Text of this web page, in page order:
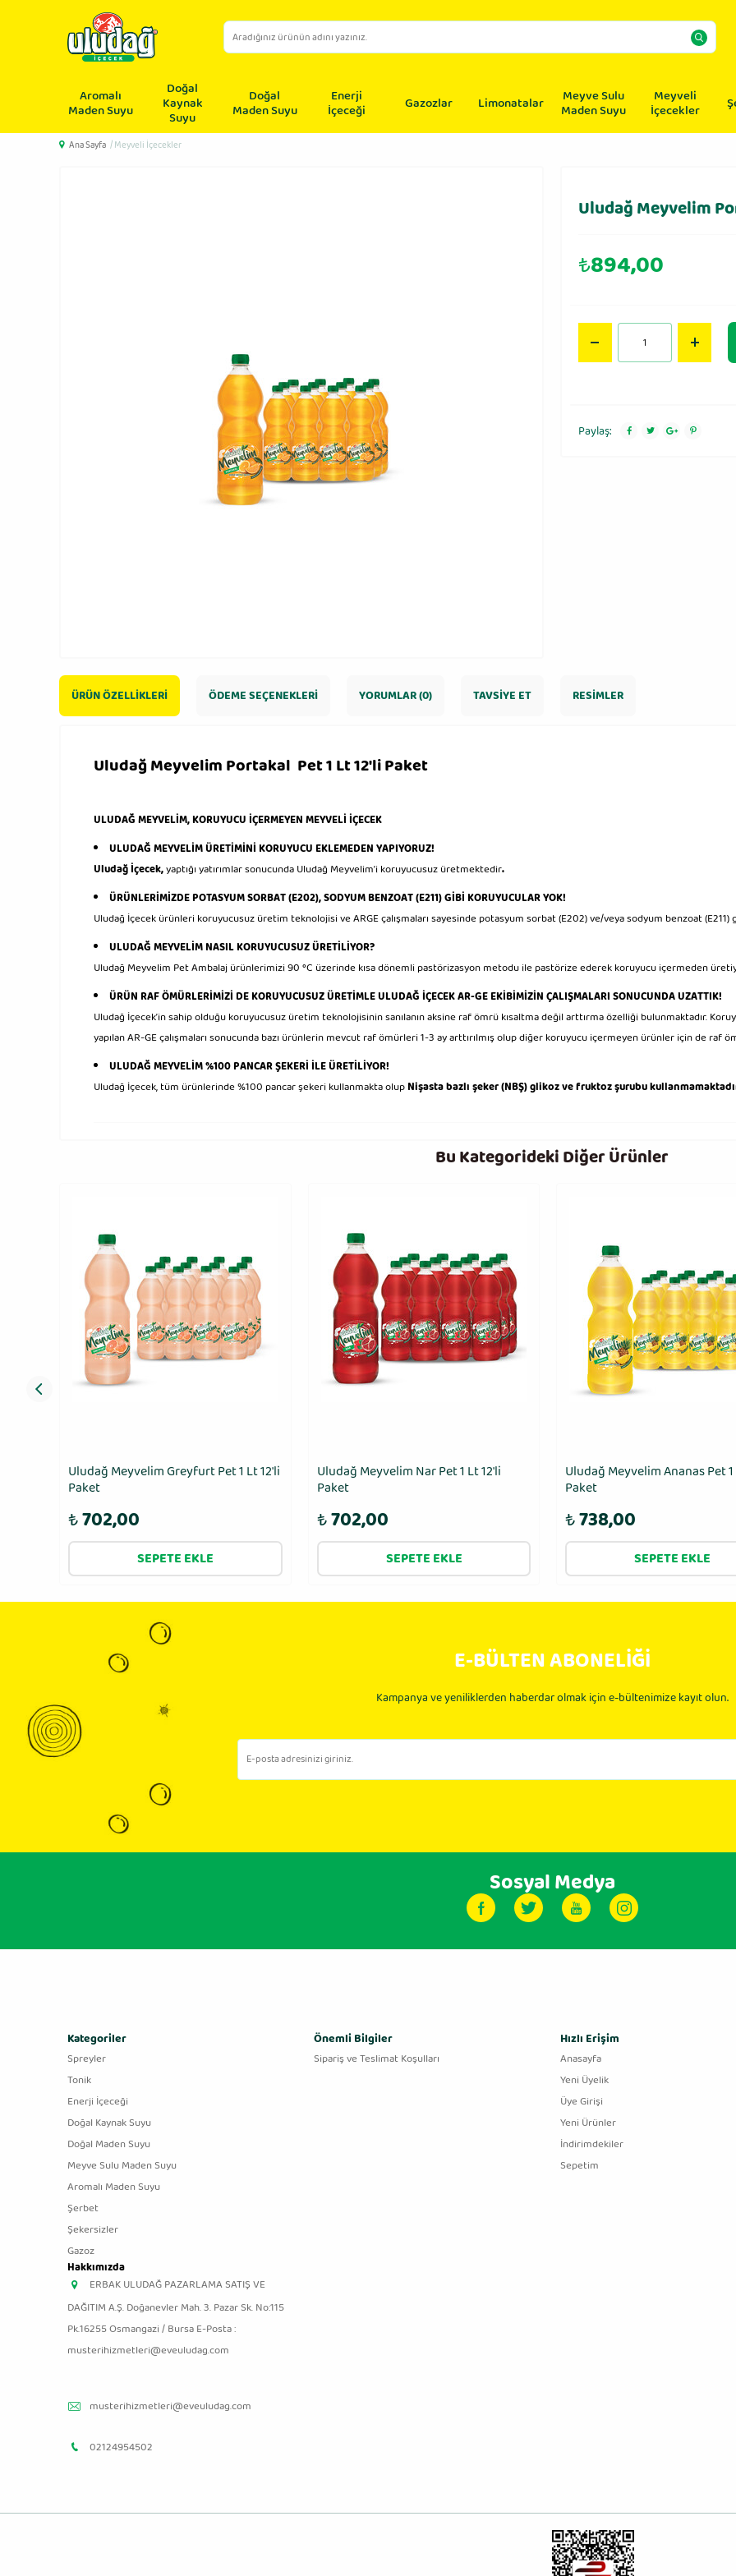
Aromalı
Maden Suyu
Doğal
Kaynak
Suyu
Doğal
Maden Suyu
Enerji
İçeceği Gazozlar Limonatalar Meyve Sulu
Maden Suyu
Meyveli
İçecekler
Ana Sayfa / Meyveli İçecekler
Uludağ Meyvelim
₺894,00
Paylaş:
ÜRÜN ÖZELLIKLERI ÖDEME SEÇENEKLERI YORUMLAR (0) TAVSIYE ET RESIMLER
Uludağ Meyvelim Portakal Pet 1 Lt 12'li Paket
ULUDAĞ MEYVELİM, KORUYUCU İÇERMEYEN MEYVELİ İÇECEK
ULUDAĞ MEYVELİM ÜRETİMİNİ KORUYUCU EKLEMEDEN YAPIYORUZ!
Uludağ İçecek,yaptığı yatırımlar sonucunda Uludağ Meyvelim’i koruyucusuz üretmektedir.
ÜRÜNLERİMİZDE POTASYUM SORBAT (E202), SODYUM BENZOAT (E211) GİBİ KORUYUCULAR YOK!
Uludağ İçecek ürünleri koruyucusuz üretim teknolojisi ve ARGE çalışmaları sayesinde potasyum sorbat (E202) ve/veya sodyum benzoat
ULUDAĞ MEYVELİM NASIL KORUYUCUSUZ ÜRETİLİYOR?
Uludağ Meyvelim Pet Ambalaj ürünlerimizi 90 °C üzerinde kısa dönemli pastörizasyon metodu ile pastörize ederek koruyucu içermeden
ÜRÜN RAF ÖMÜRLERİMİZİ DE KORUYUCUSUZ ÜRETİMLE ULUDAĞ İÇECEK AR-GE EKİBİMİZİN ÇALIŞMALARI SONUCUNDA UZATTIK!
Uludağ İçecek’in sahip olduğu koruyucusuz üretim teknolojisinin sanılanın aksine raf ömrü kısaltma değil arttırma özelliği bulunmaktadır.
yapılan AR-GE çalışmaları sonucunda bazı ürünlerin mevcut raf ömürleri 1-3 ay arttırılmış olup diğer koruyucu içermeyen ürünler için de raf
ULUDAĞ MEYVELİM %100 PANCAR ŞEKERİ İLE ÜRETİLİYOR!
Uludağ İçecek, tüm ürünlerinde %100 pancar şekeri kullanmakta olupNişasta bazlı şeker (NBŞ) glikoz ve fruktoz şurubu
Bu Kategorideki Diğer Ürünler
Uludağ Meyvelim Greyfurt Pet 1 Lt 12'li
Paket
₺702,00
SEPETE EKLE
Uludağ Meyvelim Nar Pet 1 Lt 12'li
Paket
₺702,00
SEPETE EKLE
Uludağ Meyvelim Ananas Pet
Paket
₺738,00
SEPETE EKLE
E-BÜLTEN ABONELİĞİ
Kampanya ve yeniliklerden haberdar olmak için e-bültenimize kayıt olun.
Sosyal Medya
Kategoriler
Spreyler
Tonik
Enerji İçeceği
Doğal Kaynak Suyu
Doğal Maden Suyu
Meyve Sulu Maden Suyu
Aromalı Maden Suyu
Şerbet
Şekersizler
Gazoz
Önemli Bilgiler
Sipariş ve Teslimat Koşulları
Hızlı Erişim
Anasayfa
Yeni Üyelik
Üye Girişi
Yeni Ürünler
İndirimdekiler
Sepetim
Hakkımızda
ERBAK ULUDAĞ PAZARLAMA SATIŞ VE
DAĞITIM A.Ş. Doğanevler Mah. 3. Pazar Sk. No:115
Pk.16255 Osmangazi / Bursa E-Posta :
musterihizmetleri@eveuludag.com
musterihizmetleri@eveuludag.com
02124954502